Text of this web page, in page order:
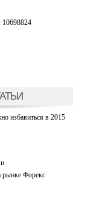
10698824
избавиться в 2015
рынке Форекс